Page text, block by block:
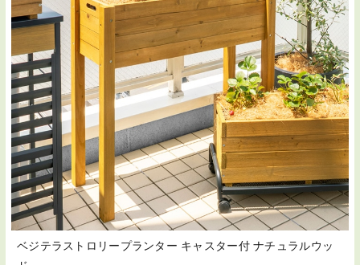
ベジテラストロリープランター キャスター付 ナチュラルウッ